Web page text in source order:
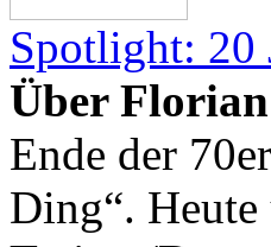
Spotlight: 20
Über
Ende der
Ding“.